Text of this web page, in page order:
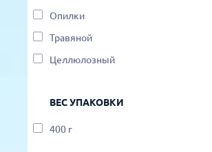
Опилки
Травяной
Целлюлозный
ВЕС УПАКОВКИ
400 г